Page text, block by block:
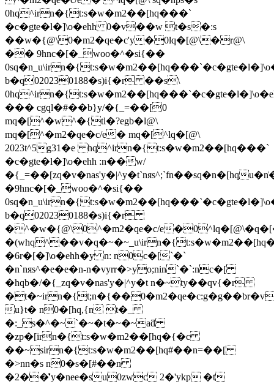
0hq^irn�{t:s�w�m2��[hq���`
�c�gte�l�]\o�ehh 0�v��w t�s�:s
��w�{@\0�m2�qe�c'y�0lq�[@\�r@\
�� 9hnc�[�_woo�^�si{��
b�q020230188�s)i{�r ��s\
��� cgql�#��b}y/�{_=��[0
mq�[^�w^�{tl�?egb�l@\
mq�[^�m2�qe�c/e� mq�[^lq�[@\
2023t^5g31�e hq^irn�{t:s�w�m2��[hq���`
�c�gte�l�]\o�ehh :n��w/
�{_=��[zq�v�nas'y�|^y�t`nяs^;`fn��sq�n�[hq
�9hnc�[�_woo�^�si{��
b�q020230188�s)i{�r
�^�w�{@\0^�m2�qe�c/e
�6r�[�]\o�ehh�y n: n0c�[`�`
�n`nяs^�e�e�n-n�vyrr�>yo;nin`�`:nc�[
�hqb�/�{_zq�v�nas'y�|^y�t n�~ty��qv{�r
u}t� n0�[hq,{n t�_
�:_s�^�~`�~�t�~�~aƌ
�zp�[irn�{t:s�w�m2��[hq�{�c
��~sirn�{t:s�w�m2��[hq#��n=��[
�>nn�s n0�s�[#��n
�2��͑'y�nee�su0zwc 2�'ykp �t